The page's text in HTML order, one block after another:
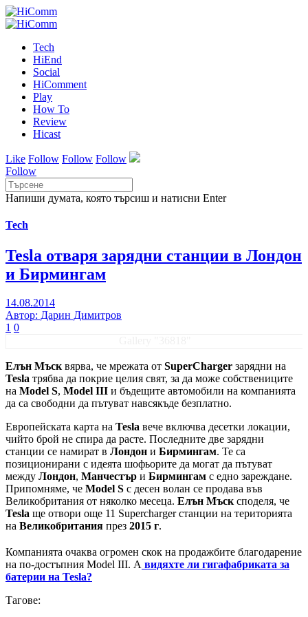
Tech
HiEnd
Social
HiComment
Play
How To
Review
Hicast
Like Follow Follow Follow
Follow
Напиши думата, която търсиш и натисни Enter
Tech
Tesla отваря зарядни станции в Лондон
и Бирмингам
14.08.2014
Автор: Дарин Димитров
1 0
Елън Мъсквярва, че мрежата от SuperCharger зарядни на
Tesla трябва да покрие целия свят, за да може собствениците
на Model S, Model III и бъдещите автомобили на компанията
да са свободни да пътуват навсякъде безплатно.
Европейската карта на Tesla вече включва десетки локации,
чийто брой не спира да расте. Последните две зарядни
станции се намират в Лондон и Бирмингам. Те са
позиционирани с идеята шофьорите да могат да пътуват
между Лондон, Манчестър и Бирмингам с едно зареждане.
Припомняме, че Model S с десен волан се продава във
Великобритания от няколко месеца. Елън Мъсксподеля, че
Tesla ще отвори още 11 Supercharger станции на територията
на Великобритания през 2015 г.
Компанията очаква огромен скок на продажбите благодарение
на по-достъпния Model III. А видяхте ли гигафабриката за
батерии на Tesla?
Тагове: